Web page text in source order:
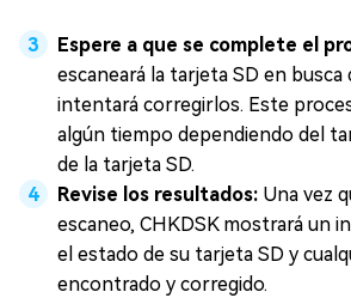
Espere a que se complete el
escaneará la tarjeta SD en busca
intentará corregirlos. Este
algún tiempo dependiendo del
de la tarjeta SD.
Revise los resultados: Una vez
escaneo, CHKDSK mostrará un
el estado de su tarjeta SD y
encontrado y corregido.